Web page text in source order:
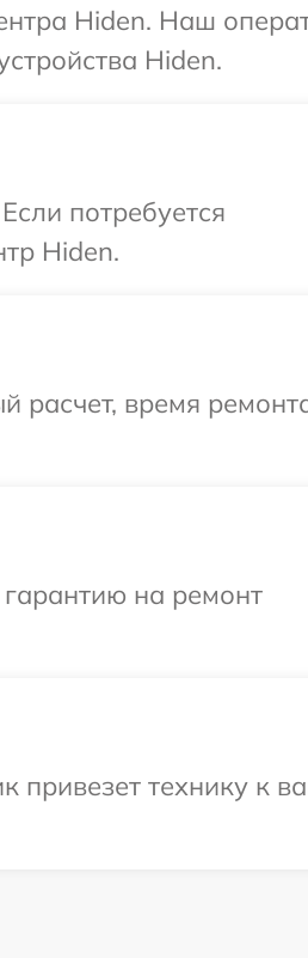
Hiden. Наш
Hiden.
потребуется
Hiden.
расчет, время
на ремонт
технику к